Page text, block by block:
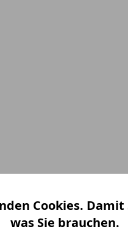
Cookies.
was Sie brauchen.